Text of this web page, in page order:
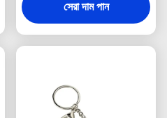
সেরা দাম পান